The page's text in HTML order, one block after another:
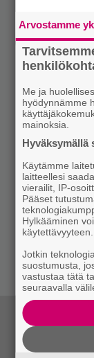
Arvostamme
Me ja
hyödynnämme
mainoksia.
Hyväksymällä
Käytämme
laitteellesi
vierailit, IP-
Pääset
Hylkääminen
käytettävyyteen.
Jotkin
suostumusta,
vastustaa tätä
seuraavalla